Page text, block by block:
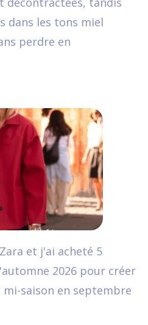
dans les tons miel
perdre en
et j'ai acheté 5
2026 pour créer
saison en septembre